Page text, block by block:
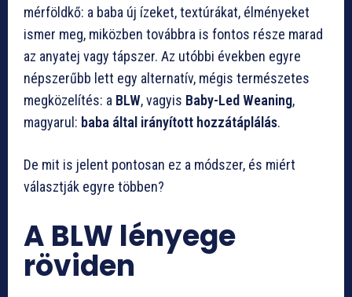
mérföldkő: a baba új ízeket, textúrákat, élményeket
ismer meg, miközben továbbra is fontos része marad
az anyatej vagy tápszer. Az utóbbi években egyre
népszerűbb lett egy alternatív, mégis természetes
megközelítés: a BLW, vagyis Baby-Led Weaning,
magyarul: baba által irányított hozzátáplálás.
De mit is jelent pontosan ez a módszer, és miért
választják egyre többen?
A BLW lényege
röviden